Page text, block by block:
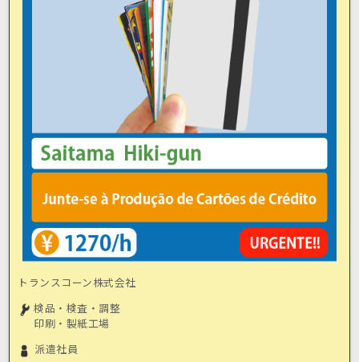
トランスコーン株式会社
検品・検査・調整
印刷・製紙工場
派遣社員